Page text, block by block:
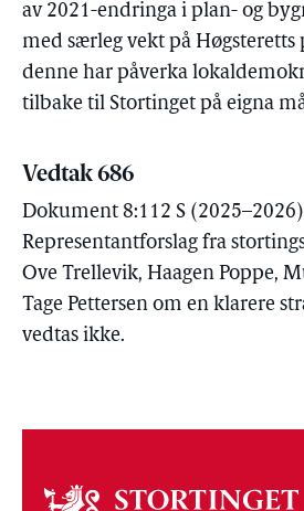
av 2021-endringa i plan- og
med særleg vekt på Høgsteretts
denne har påverka
tilbake til Stortinget på eigna
Vedtak 686
Dokument 8:112 S
Representantforslag fra
Ove Trellevik, Haagen Poppe,
Tage Pettersen om en klarere
vedtas ikke.
Om